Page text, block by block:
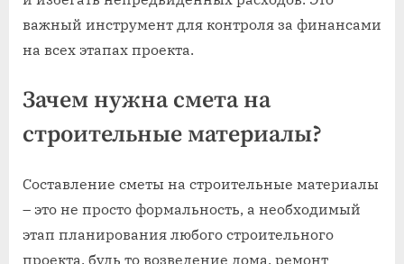
важный инструмент для контроля за финансами
на всех этапах проекта.
Зачем нужна смета на
строительные материалы?
Составление сметы на строительные материалы
– это не просто формальность, а необходимый
этап планирования любого строительного
проекта, будь то возведение дома, ремонт